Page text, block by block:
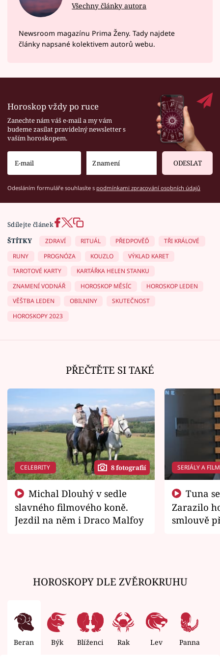
Všechny články autora
Newsroom magazínu Prima Ženy. Tady najdete
články napsané kolektivem autorů webu.
Horoskop vždy po ruce
Zanechte nám váš e-mail a my vám
budeme zasílat pravidelný newsletter s
vaším horoskopem.
ODESLAT
Odesláním formuláře souhlasíte s podmínkami zpracování osobních údajů
Sdílejte článek
ŠTÍTKY
ZDRAVÍ RITUÁL PŘEDPOVĚĎ
TŘI KRÁLOVÉ
RUNY
PROGNÓZA KOUZLO
VÝKLAD KARET
TAROTOVÉ KARTY
KARTÁŘKA HELEN STANKU
ZNAMENÍ VODNÁŘ
HOROSKOP MĚSÍC
HOROSKOP LEDEN
VĚŠTBA LEDEN
OBILNINY
SKUTEČNOST
HOROSKOPY 2023
PŘEČTĚTE SI TAKÉ
CELEBRITY 8 fotografií
slavného filmového koně.
Jezdil na něm i Draco Malfoy
SERIÁLY A
Zarazilo
smlouvě
HOROSKOPY DLE ZVĚROKRUHU
Beran Býk Blíženci Rak Lev Panna